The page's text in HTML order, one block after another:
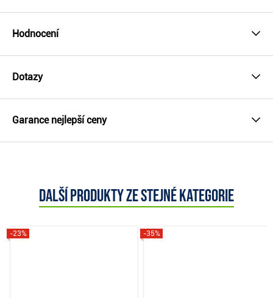
Hodnocení
Dotazy
Garance nejlepší ceny
Další produkty ze stejné kategorie
-23% -35%